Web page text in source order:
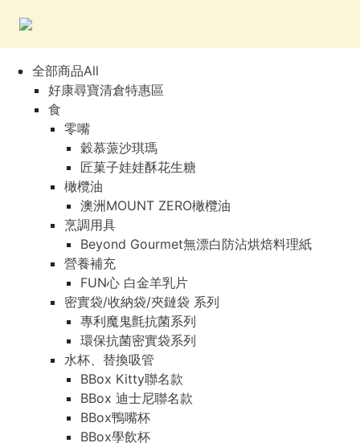
全部商品All
好康尋寶清倉特惠區
食
零嘴
穀慕蒎沙琪瑪
匠菓子娃娃酥花生糖
橄欖油
澳洲MOUNT ZERO橄欖油
烹調用具
Beyond Gourmet無漂白防沾烘焙料理紙
營養補充
FUN心 白金羊乳片
密實袋/收納袋/夾鏈袋 系列
專利魔鬼氈抗菌系列
環保抗菌密實袋系列
水杯、替換吸管
BBox Kitty聯名款
BBox 迪士尼聯名款
BBox鴨嘴杯
BBox學飲杯